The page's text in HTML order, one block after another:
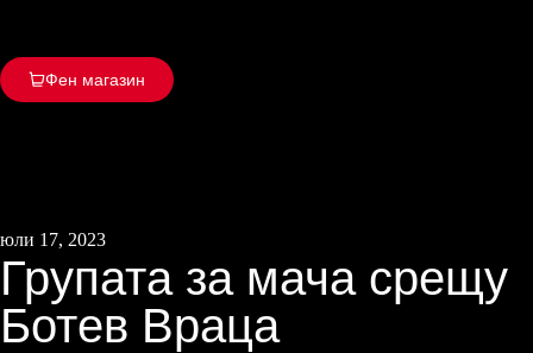
Фен магазин
юли 17, 2023
Групата за мача срещу
Ботев Враца